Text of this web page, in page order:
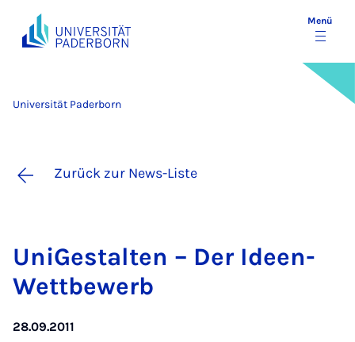
Menü
Universität Paderborn
Zurück zur News-Liste
Uni­Ge­stal­ten – Der Ide­en-
Wett­be­werb
28.09.2011